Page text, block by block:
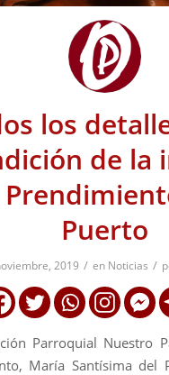
los
de la
Puerto
2019 / en Noticias /
Parroquial Nuestro
María Santísima del